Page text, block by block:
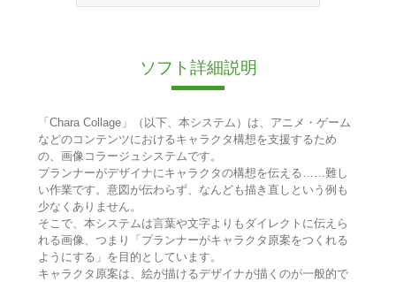
ソフト詳細説明
「Chara Collage」（以下、本システム）は、アニメ・ゲーム
などのコンテンツにおけるキャラクタ構想を支援するため
の、画像コラージュシステムです。
プランナーがデザイナにキャラクタの構想を伝える……難し
い作業です。意図が伝わらず、なんども描き直しという例も
少なくありません。
そこで、本システムは言葉や文字よりもダイレクトに伝えら
れる画像、つまり「プランナーがキャラクタ原案をつくれる
ようにする」を目的としています。
キャラクタ原案は、絵が描けるデザイナが描くのが一般的で